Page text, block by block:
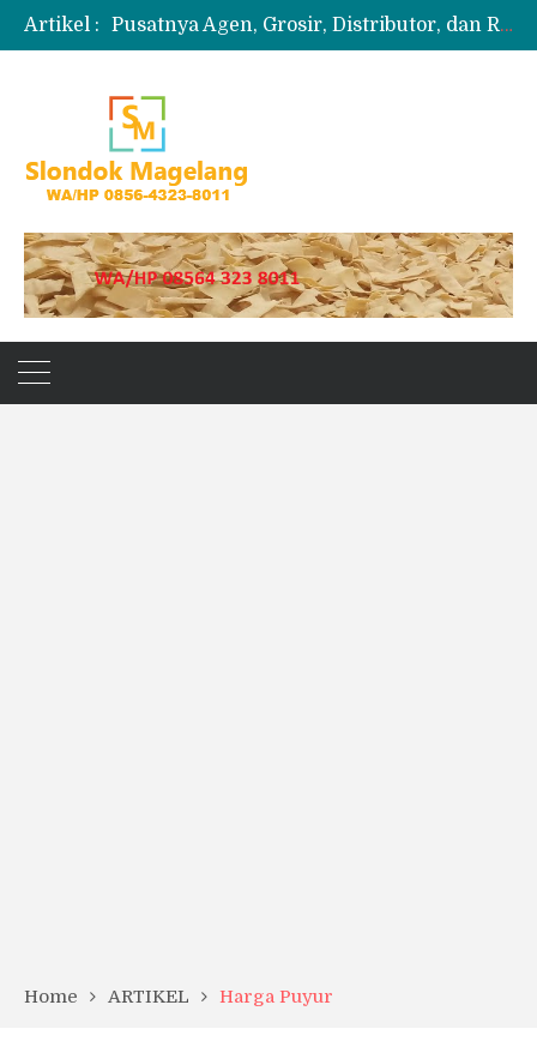
Artikel :
Pusatnya Agen, Grosir, Distributor, dan Reseller Puyur Koin
Produksi Slondok
Jual Puyur Koin Mentah 1 Ball 5 kg
Home ARTIKEL Harga Puyur